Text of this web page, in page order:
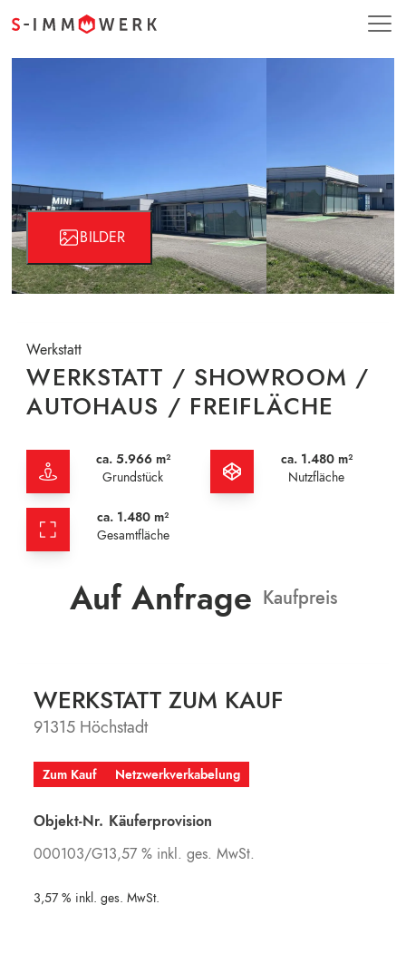
BILDER
Werkstatt
WERKSTATT / SHOWROOM /
AUTOHAUS / FREIFLÄCHE
ca. 5.966 m²
Grundstück
ca. 1.480 m²
Nutzfläche
ca. 1.480 m²
Gesamtfläche
Auf Anfrage Kaufpreis
WERKSTATT ZUM KAUF
91315 Höchstadt
Zum Kauf Netzwerkverkabelung
Objekt-Nr.
000103/G1
Käuferprovision
3,57 % inkl. ges. MwSt.
3,57 % inkl. ges. MwSt.